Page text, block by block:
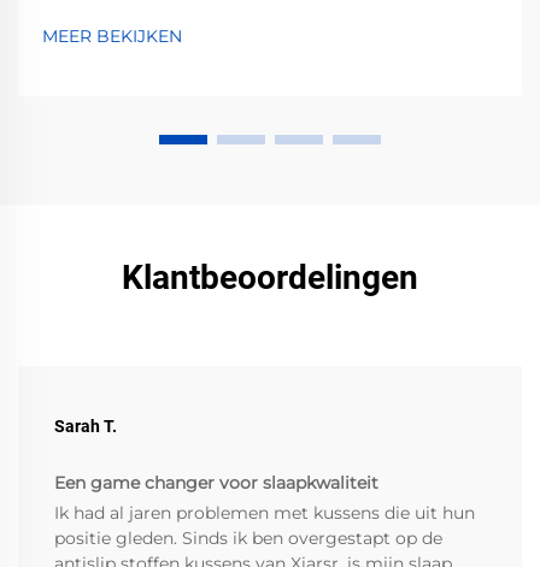
MEER BEKIJKEN
Klantbeoordelingen
Sarah T.
Een game changer voor slaapkwaliteit
Ik had al jaren problemen met kussens die uit hun
positie gleden. Sinds ik ben overgestapt op de